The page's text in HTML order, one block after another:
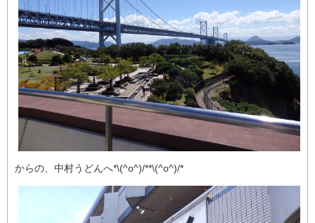
からの、中村うどんへ*\(^o^)/**\(^o^)/*